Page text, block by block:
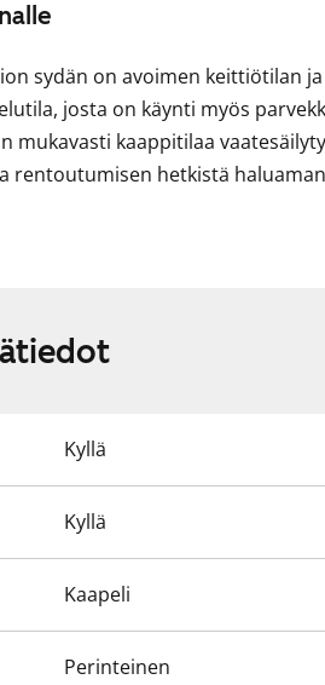
sydän on avoimen keittiötilan
josta on käynti myös
mukavasti kaappitilaa
rentoutumisen hetkistä
Kyllä
Kyllä
Kaapeli
Perinteinen